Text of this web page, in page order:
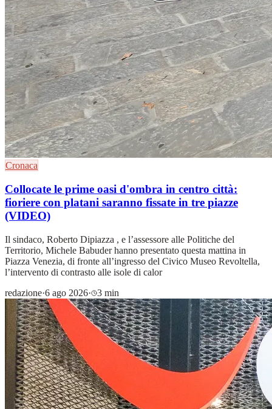
Cronaca
Collocate le prime oasi d'ombra in centro città:
fioriere con platani saranno fissate in tre piazze
(VIDEO)
Il sindaco, Roberto Dipiazza , e l’assessore alle Politiche del
Territorio, Michele Babuder hanno presentato questa mattina in
Piazza Venezia, di fronte all’ingresso del Civico Museo Revoltella,
l’intervento di contrasto alle isole di calor
redazione·6 ago 2026· 3 min